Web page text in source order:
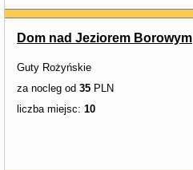
Dom nad Jeziorem Borowym
Guty Rożyńskie
za nocleg od 35 PLN
liczba miejsc: 10